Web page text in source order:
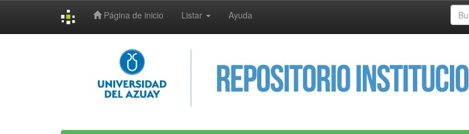
Página de inicio Listar Ayuda